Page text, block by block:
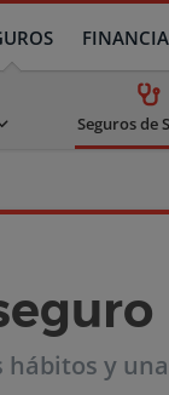
Seguros de
y